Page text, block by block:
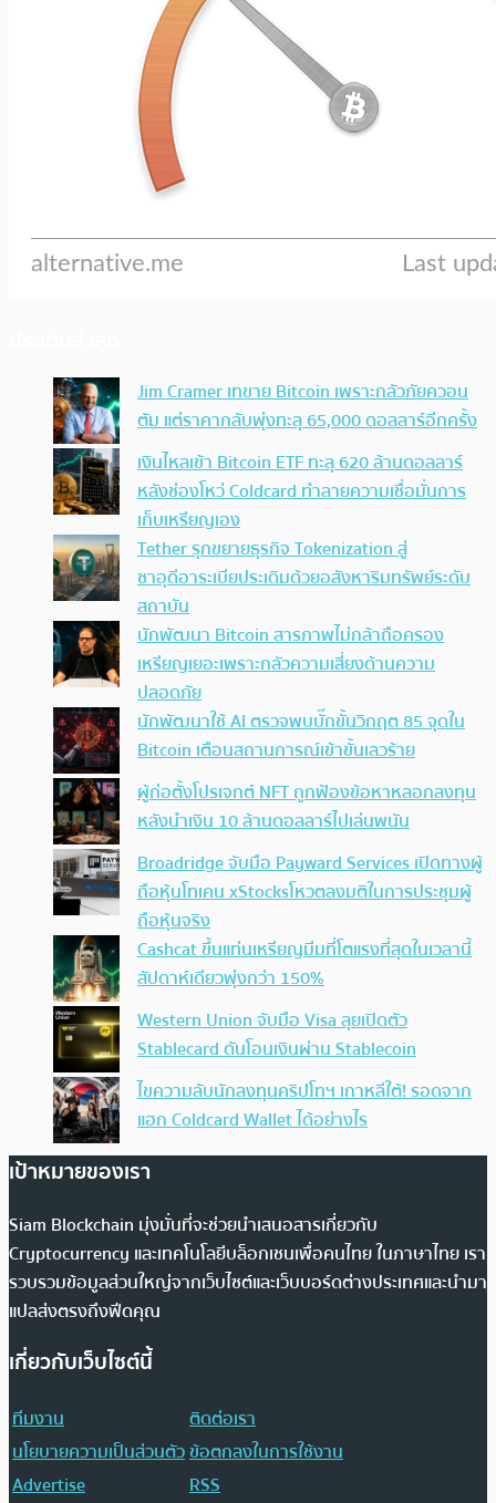
Jim Cramer เทขาย Bitcoin เพราะกลัวภัยควอน
ตัม แต่ราคากลับพุ่งทะลุ 65,000 ดอลลาร์อีกครั้ง
เงินไหลเข้า Bitcoin ETF ทะลุ 620 ล้านดอลลาร์
หลังช่องโหว่ Coldcard ทำลายความเชื่อมั่นการ
เก็บเหรียญเอง
Tether รุกขยายธุรกิจ Tokenization สู่
ซาอุดีอาระเบียประเดิมด้วยอสังหาริมทรัพย์ระดับ
สถาบัน
นักพัฒนา Bitcoin สารภาพไม่กล้าถือครอง
เหรียญเยอะเพราะกลัวความเสี่ยงด้านความ
ปลอดภัย
นักพัฒนาใช้ AI ตรวจพบบั๊กขั้นวิกฤต 85 จุดใน
Bitcoin เตือนสถานการณ์เข้าขั้นเลวร้าย
ผู้ก่อตั้งโปรเจกต์ NFT ถูกฟ้องข้อหาหลอกลงทุน
หลังนำเงิน 10 ล้านดอลลาร์ไปเล่นพนัน
Broadridge จับมือ Payward Services เปิดทางผู้
ถือหุ้นโทเคน xStocksโหวตลงมติในการประชุมผู้
ถือหุ้นจริง
Cashcat ขึ้นแท่นเหรียญมีมที่โตแรงที่สุดในเวลานี้
สัปดาห์เดียวพุ่งกว่า 150%
Western Union จับมือ Visa ลุยเปิดตัว
Stablecard ดันโอนเงินผ่าน Stablecoin
ไขความลับนักลงทุนคริปโทฯ เกาหลีใต้! รอดจาก
แฮก Coldcard Wallet ได้อย่างไร
เป้าหมายของเรา
Siam Blockchain มุ่งมั่นที่จะช่วยนำเสนอสารเกี่ยวกับ
Cryptocurrency และเทคโนโลยีบล็อกเชนเพื่อคนไทย ในภาษาไทย เรา
รวบรวมข้อมูลส่วนใหญ่จากเว็บไซต์และเว็บบอร์ดต่างประเทศและนำมา
แปลส่งตรงถึงฟีดคุณ
เกี่ยวกับเว็บไซต์นี้
ทีมงาน
ติดต่อเรา
นโยบายความเป็นส่วนตัวข้อตกลงในการใช้งาน
Advertise
RSS